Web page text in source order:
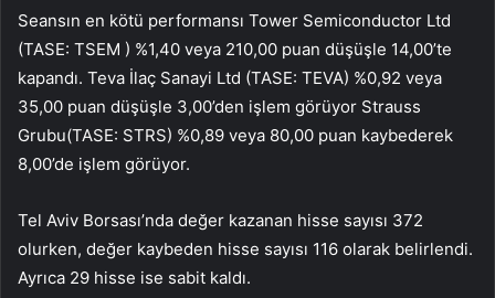
Seansın en kötü performansı Tower Semiconductor Ltd
(TASE: TSEM ) %1,40 veya 210,00 puan düşüşle 14,00’te
kapandı. Teva İlaç Sanayi Ltd (TASE: TEVA) %0,92 veya
35,00 puan düşüşle 3,00’den işlem görüyor Strauss
Grubu(TASE: STRS) %0,89 veya 80,00 puan kaybederek
8,00’de işlem görüyor.
Tel Aviv Borsası’nda değer kazanan hisse sayısı 372
olurken, değer kaybeden hisse sayısı 116 olarak belirlendi.
Ayrıca 29 hisse ise sabit kaldı.